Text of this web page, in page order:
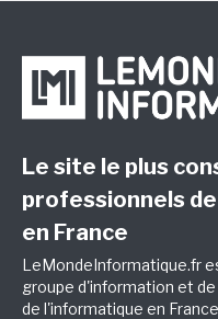
Le site le plus
professionnels de
en France
LeMondeInformatique.fr
groupe d'information et
de l'informatique en